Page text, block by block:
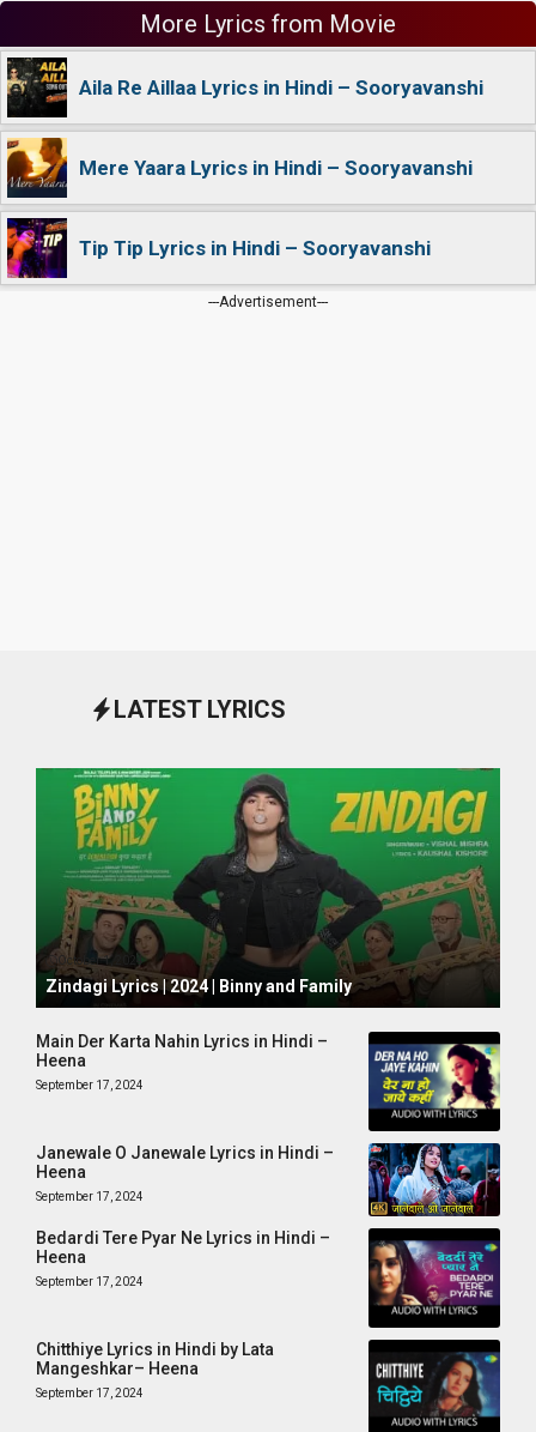
More Lyrics from Movie
Aila Re Aillaa Lyrics in Hindi – Sooryavanshi
Mere Yaara Lyrics in Hindi – Sooryavanshi
Tip Tip Lyrics in Hindi – Sooryavanshi
---Advertisement---
LATEST LYRICS
October 1, 2024
Zindagi Lyrics | 2024 | Binny and Family
Main Der Karta Nahin Lyrics in Hindi –
Heena
September 17, 2024
Janewale O Janewale Lyrics in Hindi –
Heena
September 17, 2024
Bedardi Tere Pyar Ne Lyrics in Hindi –
Heena
September 17, 2024
Chitthiye Lyrics in Hindi by Lata
Mangeshkar– Heena
September 17, 2024